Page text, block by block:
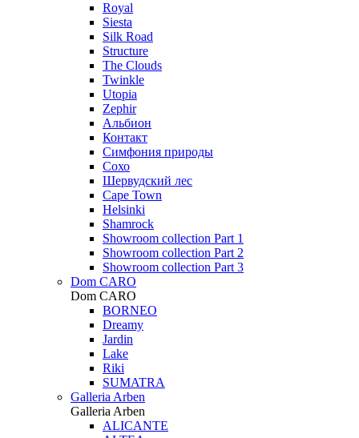
Royal
Siesta
Silk Road
Structure
The Clouds
Twinkle
Utopia
Zephir
Альбион
Контакт
Симфония природы
Сохо
Шервудский лес
Cape Town
Helsinki
Shamrock
Showroom collection Part 1
Showroom collection Part 2
Showroom collection Part 3
Dom CARO
Dom CARO
BORNEO
Dreamy
Jardin
Lake
Riki
SUMATRA
Galleria Arben
Galleria Arben
ALICANTE